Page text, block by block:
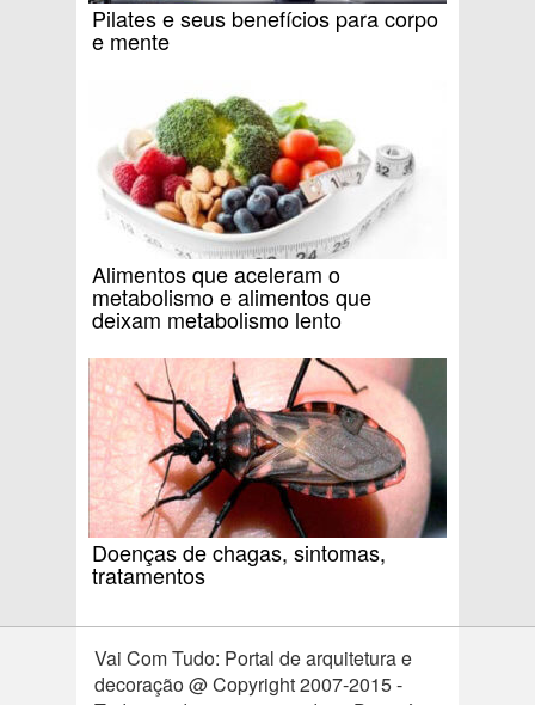
Pilates e seus benefícios para corpo
e mente
Alimentos que aceleram o
metabolismo e alimentos que
deixam metabolismo lento
Doenças de chagas, sintomas,
tratamentos
Vai Com Tudo: Portal de arquitetura e
decoração @ Copyright 2007-2015 -